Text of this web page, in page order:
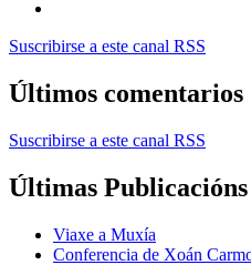
Suscribirse a este canal RSS
Últimos comentarios
Suscribirse a este canal RSS
Últimas Publicacións
Viaxe a Muxía
Conferencia de Xoán